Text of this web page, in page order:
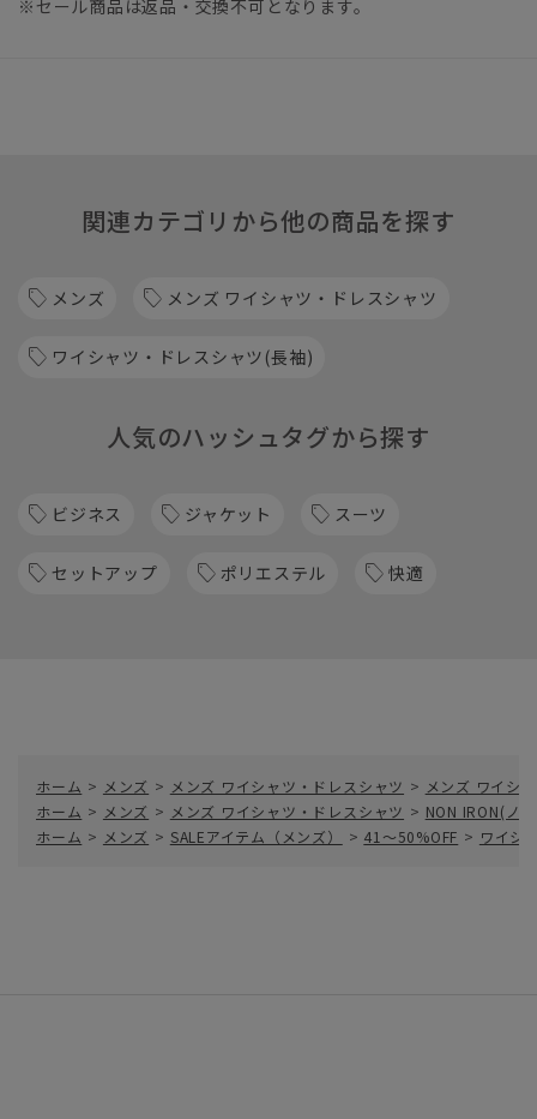
※セール商品は返品・交換不可となります。
関連カテゴリから他の商品を探す
メンズ メンズ ワイシャツ・ドレスシャツ
ワイシャツ・ドレスシャツ(長袖)
人気のハッシュタグから探す
ビジネス ジャケット スーツ
セットアップ ポリエステル 快適
ホーム > メンズ > メンズ ワイシャツ・ドレスシャツ > メンズ ワイシ
ホーム > メンズ > メンズ ワイシャツ・ドレスシャツ > NON IRON(ノ
ホーム > メンズ > SALEアイテム（メンズ） > 41～50%OFF > ワイシ